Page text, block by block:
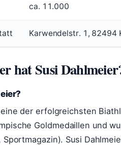
ca. 11.000
Karwendelstr. 1, 82494
hat Susi
eine der erfolgreichsten
Goldmedaillen und
Susi